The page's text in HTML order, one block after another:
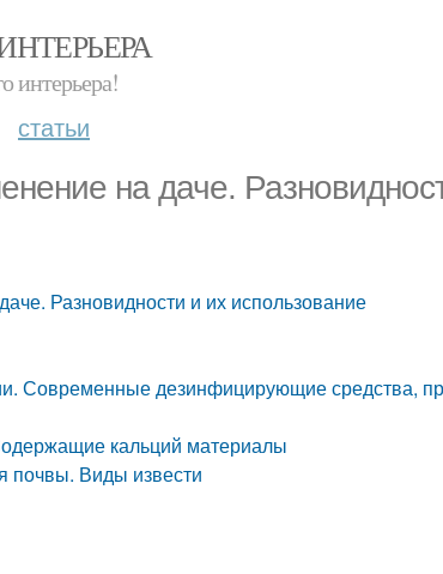
интерьера!
статьи
на даче.
Разновидности и их использование
Современные дезинфицирующие средства,
кальций материалы
почвы. Виды извести